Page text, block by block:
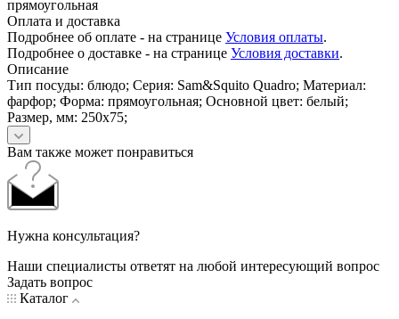
прямоугольная
Оплата и доставка
Подробнее об оплате - на странице Условия оплаты.
Подробнее о доставке - на странице Условия доставки.
Описание
Тип посуды: блюдо; Серия: Sam&Squito Quadro; Материал:
фарфор; Форма: прямоугольная; Основной цвет: белый;
Размер, мм: 250х75;
Вам также может понравиться
Нужна консультация?
Наши специалисты ответят на любой интересующий вопрос
Задать вопрос
Каталог